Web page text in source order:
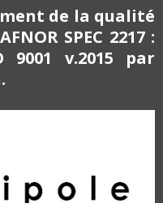
de la qualité
AFNOR SPEC 2217 :
9001 v.2015 par